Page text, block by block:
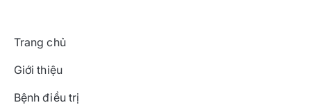
Trang chủ
Giới thiệu
Bệnh điều trị